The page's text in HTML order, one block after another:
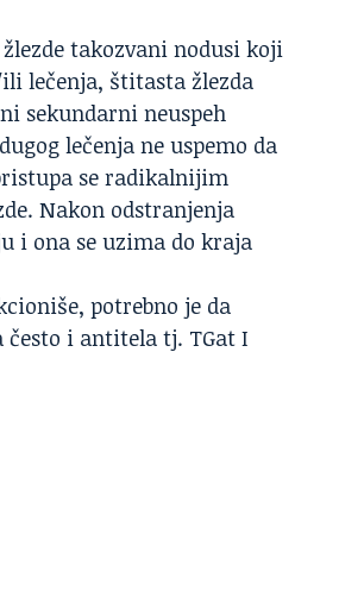
takozvani nodusi koji
lečenja, štitasta žlezda
sekundarni neuspeh
lečenja ne uspemo da
se radikalnijim
Nakon odstranjenja
i ona se uzima do kraja
potrebno je da
često i antitela tj. TGat I